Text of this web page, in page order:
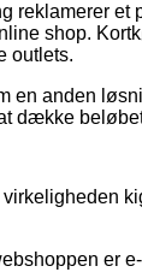
reklamerer et
shop.
outlets.
en anden
dække
er